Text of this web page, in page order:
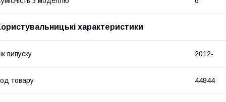
характеристики
випуску 2012-
товару 44844